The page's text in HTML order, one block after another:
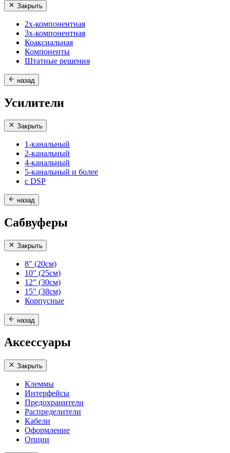
Закрыть
2х-компонентная
3х-компонентная
Коаксиальная
Компоненты
Штатные решения
назад
Усилители
Закрыть
1-канальный
2-канальный
4-канальный
5-канальный и более
с DSP
назад
Сабвуферы
Закрыть
8" (20см)
10" (25см)
12" (30см)
15" (38см)
Корпусные
назад
Аксессуары
Закрыть
Клеммы
Интерфейсы
Предохранители
Распределители
Кабели
Оформление
Опции